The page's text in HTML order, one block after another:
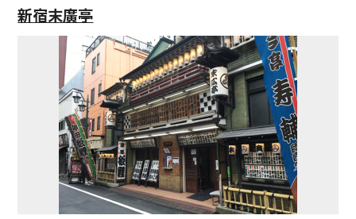
新宿末廣亭